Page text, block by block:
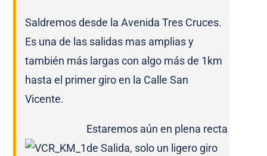
Saldremos desde la Avenida Tres Cruces.
Es una de las salidas mas amplias y
también más largas con algo más de 1km
hasta el primer giro en la Calle San
Vicente.
Estaremos aún en plena recta
de Salida, solo un ligero giro